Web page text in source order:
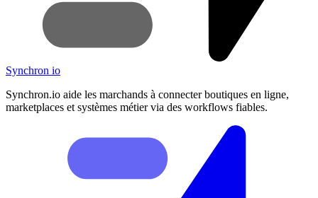
Synchron io
Synchron.io aide les marchands à connecter boutiques en ligne,
marketplaces et systèmes métier via des workflows fiables.